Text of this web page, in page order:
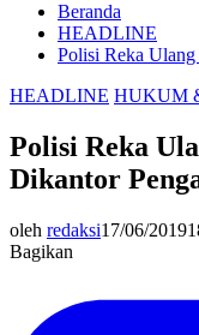
Beranda
HEADLINE
Polisi Reka Ulang
HEADLINE HUKUM
Polisi Reka
Dikantor
oleh redaksi17/06/2019
Bagikan